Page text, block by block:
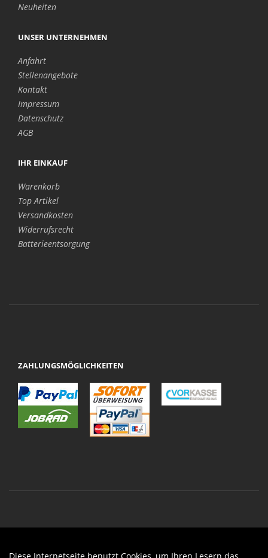
Neuheiten
UNSER UNTERNEHMEN
Anfahrt
Stellenangebote
Kontakt
Impressum
Datenschutz
AGB
IHR EINKAUF
Warenkorb
Top Artikel
Versandkosten
Widerrufsrecht
Batterieentsorgung
ZAHLUNGSMÖGLICHKEITEN